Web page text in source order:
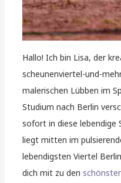
Hallo! Ich bin Lisa, der
scheunenviertel-und-
malerischen Lübben im
Studium nach Berlin
sofort in diese lebendige
liegt mitten im
lebendigsten Viertel
dich mit zu den